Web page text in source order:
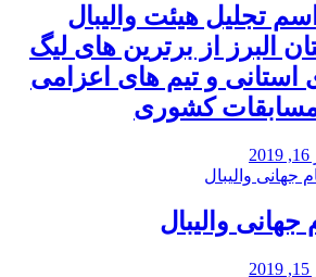
تجلیل هیئت والیبال
البرز از برترین های لیگ
استانی و تیم های اعزامی
کشوری
جهانی والیبال